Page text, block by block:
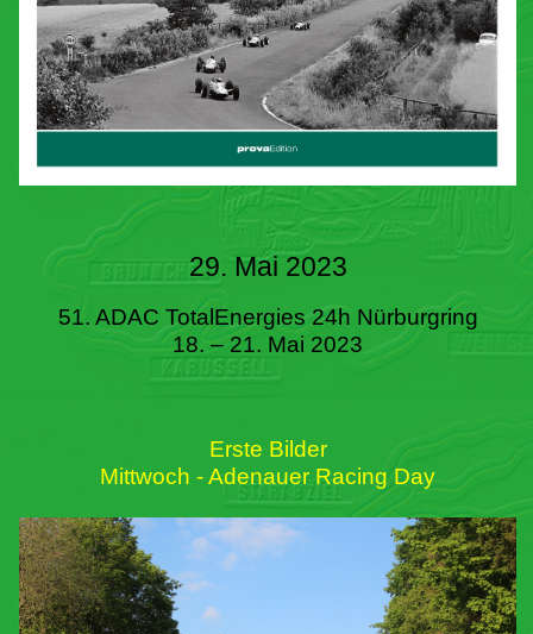
29. Mai 2023
51. ADAC TotalEnergies 24h Nürburgring
18. – 21. Mai 2023
Erste Bilder
Mittwoch - Adenauer Racing Day